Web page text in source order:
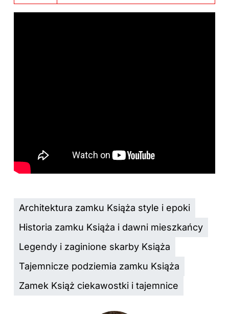
Architektura zamku Książa style i epoki
Historia zamku Książa i dawni mieszkańcy
Legendy i zaginione skarby Książa
Tajemnicze podziemia zamku Książa
Zamek Książ ciekawostki i tajemnice